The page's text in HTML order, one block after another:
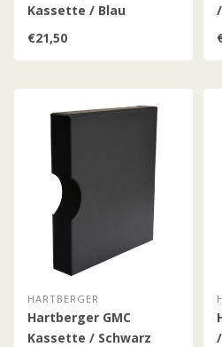
Kassette / Blau
€21,50
HARTBERGER
Hartberger GMC
Kassette / Schwarz